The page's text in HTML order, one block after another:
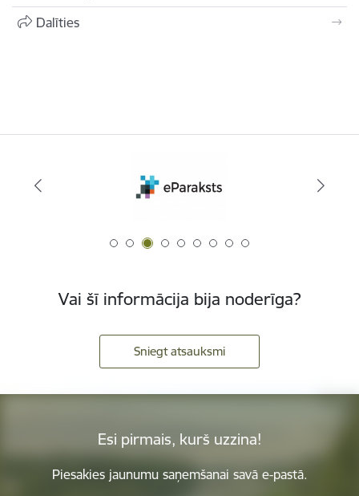
Dalīties
Vai šī informācija bija noderīga?
Sniegt atsauksmi
Esi pirmais, kurš uzzina!
Piesakies jaunumu saņemšanai savā e-pastā.